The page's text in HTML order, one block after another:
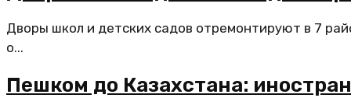
Дворы школ и детских садов отремонтируют в 7
о...
Пешком до Казахстана: